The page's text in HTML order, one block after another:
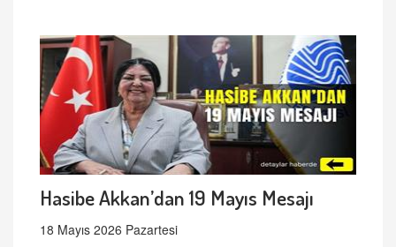
Hasibe Akkan’dan 19 Mayıs Mesajı
18 Mayıs 2026 Pazartesi